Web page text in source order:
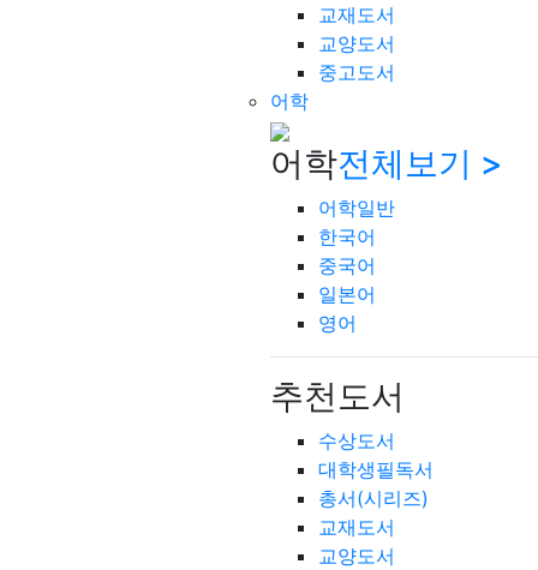
교재도서
교양도서
중고도서
어학
어학전체보기 >
어학일반
한국어
중국어
일본어
영어
추천도서
수상도서
대학생필독서
총서(시리즈)
교재도서
교양도서